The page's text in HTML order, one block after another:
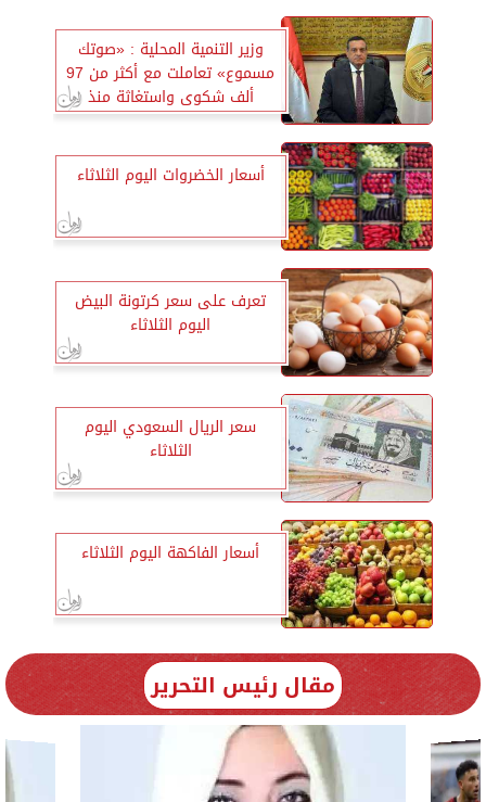
وزير التنمية المحلية : «صوتك
مسموع» تعاملت مع أكثر من 97
ألف شكوى واستغاثة منذ
إطلاقها
أسعار الخضروات اليوم الثلاثاء
تعرف على سعر كرتونة البيض
اليوم الثلاثاء
سعر الريال السعودي اليوم
الثلاثاء
أسعار الفاكهة اليوم الثلاثاء
مقال رئيس التحرير